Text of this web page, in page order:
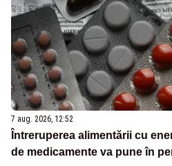
7 aug. 2026, 12:52
Întreruperea alimentării cu
de medicamente va pune în